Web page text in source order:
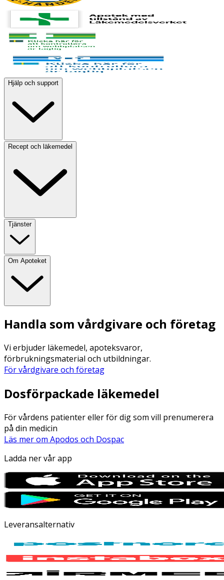
Hjälp och support
Recept och läkemedel
Tjänster
Om Apoteket
Handla som vårdgivare och företag
Vi erbjuder läkemedel, apoteksvaror,
förbrukningsmaterial och utbildningar.
För vårdgivare och företag
Dosförpackade läkemedel
För vårdens patienter eller för dig som vill prenumerera
på din medicin
Läs mer om Apodos och Dospac
Ladda ner vår app
Leveransalternativ